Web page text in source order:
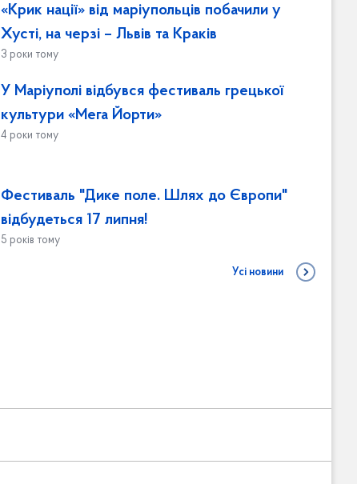
«Крик нації» від маріупольців побачили у
Хусті, на черзі – Львів та Краків
3 роки тому
У Маріуполі відбувся фестиваль грецької
культури «Мега Йорти»
4 роки тому
Фестиваль "Дике поле. Шлях до Європи"
відбудеться 17 липня!
5 років тому
Усі новини